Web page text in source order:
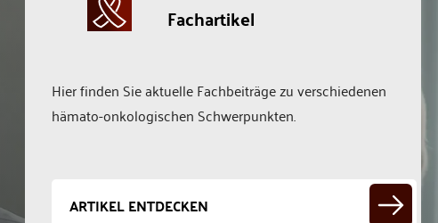
Fachartikel
Hier finden Sie aktuelle Fachbeiträge zu verschiedenen
hämato-onkologischen Schwerpunkten.
ARTIKEL ENTDECKEN